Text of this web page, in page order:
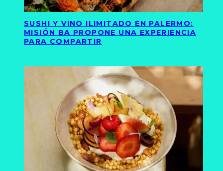
SUSHI Y VINO ILIMITADO EN PALERMO:
MISIÓN BA PROPONE UNA EXPERIENCIA
PARA COMPARTIR